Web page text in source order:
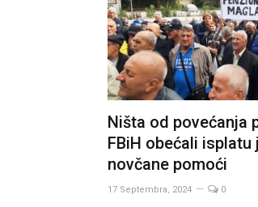
Ništa od povećanja
FBiH obećali
novčane pomoći
17 Septembra, 2024 0